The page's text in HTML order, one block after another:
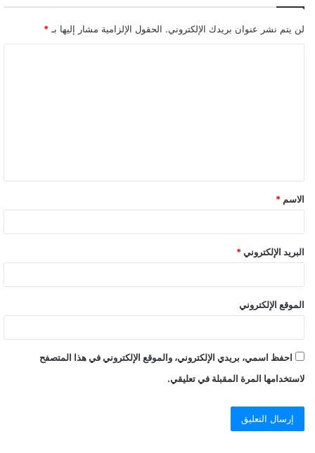
لن يتم نشر عنوان بريدك الإلكتروني. الحقول الإلزامية مشار إليها بـ *
الاسم *
البريد الإلكتروني *
الموقع الإلكتروني
احفظ اسمي، بريدي الإلكتروني، والموقع الإلكتروني في هذا المتصفح
لاستخدامها المرة المقبلة في تعليقي.